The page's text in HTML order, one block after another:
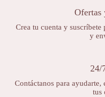
Ofertas
Crea tu cuenta y suscríbete
y
24/
Contáctanos para ayudarte,
tus